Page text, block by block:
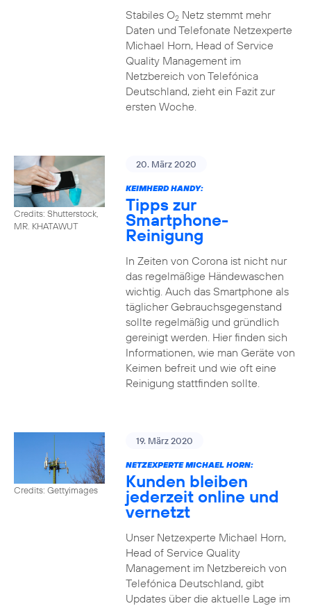
Stabiles O2Netz stemmt mehr
Daten und Telefonate Netzexperte
Michael Horn, Head of Service
Quality Management im
Netzbereich von Telefónica
Deutschland, zieht ein Fazit zur
ersten Woche.
Credits: Shutterstock,
MR. KHATAWUT
20. März 2020
KEIMHERD HANDY:
Tipps zur
Smartphone-
Reinigung
In Zeiten von Corona ist nicht nur
das regelmäßige Händewaschen
wichtig. Auch das Smartphone als
täglicher Gebrauchsgegenstand
sollte regelmäßig und gründlich
gereinigt werden. Hier finden sich
Informationen, wie man Geräte von
Keimen befreit und wie oft eine
Reinigung stattfinden sollte.
Credits: Gettyimages
19. März 2020
NETZEXPERTE MICHAEL HORN:
Kunden bleiben
jederzeit online und
vernetzt
Unser Netzexperte Michael Horn,
Head of Service Quality
Management im Netzbereich von
Telefónica Deutschland, gibt
Updates über die aktuelle Lage im